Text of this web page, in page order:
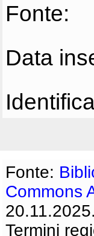
Fonte:
Data
Fonte:
Commons
20.11.2025.
Termini